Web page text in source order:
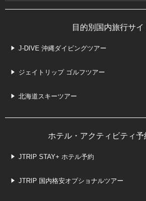
目的別国内旅行サイ
J-DIVE 沖縄ダイビングツアー
ジェイトリップ ゴルフツアー
北海道スキーツアー
ホテル・アクティビティ予
JTRIP STAY+ ホテル予約
JTRIP 国内格安オプショナルツアー